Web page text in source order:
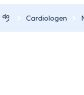
Cardiologen